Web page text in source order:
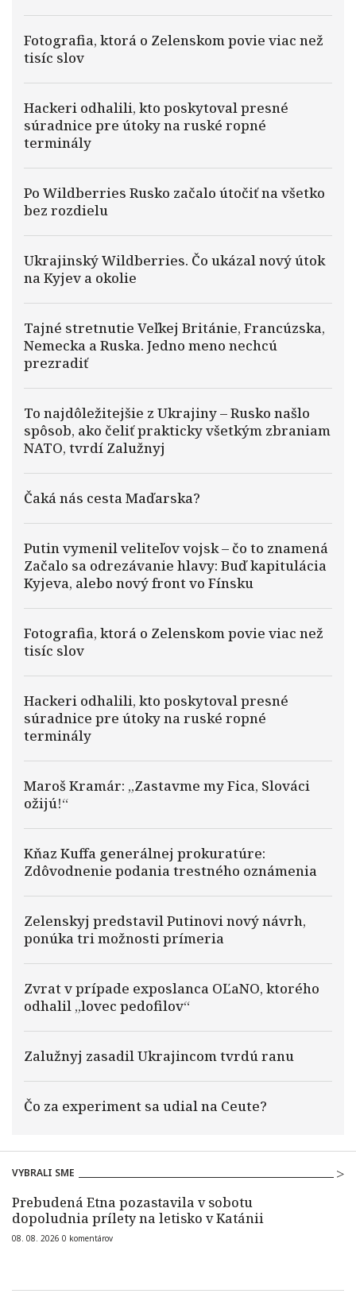
Fotografia, ktorá o Zelenskom povie viac než
tisíc slov
Hackeri odhalili, kto poskytoval presné
súradnice pre útoky na ruské ropné
terminály
Po Wildberries Rusko začalo útočiť na všetko
bez rozdielu
Ukrajinský Wildberries. Čo ukázal nový útok
na Kyjev a okolie
Tajné stretnutie Veľkej Británie, Francúzska,
Nemecka a Ruska. Jedno meno nechcú
prezradiť
To najdôležitejšie z Ukrajiny – Rusko našlo
spôsob, ako čeliť prakticky všetkým zbraniam
NATO, tvrdí Zalužnyj
Čaká nás cesta Maďarska?
Putin vymenil veliteľov vojsk – čo to znamená
Začalo sa odrezávanie hlavy: Buď kapitulácia
Kyjeva, alebo nový front vo Fínsku
Fotografia, ktorá o Zelenskom povie viac než
tisíc slov
Hackeri odhalili, kto poskytoval presné
súradnice pre útoky na ruské ropné
terminály
Maroš Kramár: „Zastavme my Fica, Slováci
ožijú!“
Kňaz Kuffa generálnej prokuratúre:
Zdôvodnenie podania trestného oznámenia
Zelenskyj predstavil Putinovi nový návrh,
ponúka tri možnosti prímeria
Zvrat v prípade exposlanca OĽaNO, ktorého
odhalil „lovec pedofilov“
Zalužnyj zasadil Ukrajincom tvrdú ranu
Čo za experiment sa udial na Ceute?
VYBRALI SME
Prebudená Etna pozastavila v sobotu
dopoludnia prílety na letisko v Katánii
08. 08. 2026 0 komentárov